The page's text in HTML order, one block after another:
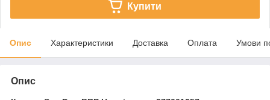
Купити
Опис Характеристики Доставка Оплата Умови
Опис